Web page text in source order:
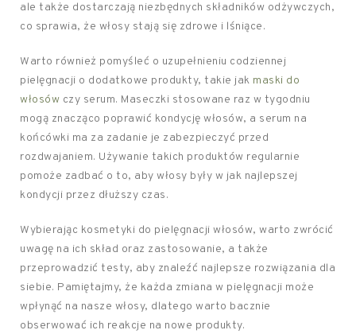
ale także dostarczają niezbędnych składników odżywczych,
co sprawia, że włosy stają się zdrowe i lśniące.
Warto również pomyśleć o uzupełnieniu codziennej
pielęgnacji o dodatkowe produkty, takie jak maski do
włosów czy serum. Maseczki stosowane raz w tygodniu
mogą znacząco poprawić kondycję włosów, a serum na
końcówki ma za zadanie je zabezpieczyć przed
rozdwajaniem. Używanie takich produktów regularnie
pomoże zadbać o to, aby włosy były w jak najlepszej
kondycji przez dłuższy czas.
Wybierając kosmetyki do pielęgnacji włosów, warto zwrócić
uwagę na ich skład oraz zastosowanie, a także
przeprowadzić testy, aby znaleźć najlepsze rozwiązania dla
siebie. Pamiętajmy, że każda zmiana w pielęgnacji może
wpłynąć na nasze włosy, dlatego warto bacznie
obserwować ich reakcje na nowe produkty.